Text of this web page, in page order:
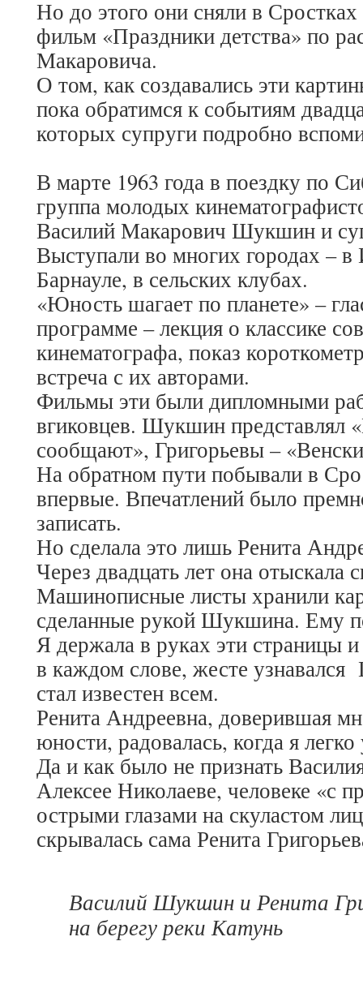
Но до этого они сняли в
фильм «Праздники детства» по
Макаровича.
О том, как создавались эти
пока обратимся к событиям
которых супруги подробно
В марте 1963 года в поездку по
группа молодых
Василий Макарович Шукшин и
Выступали во многих городах –
Барнауле, в сельских клубах.
«Юность шагает по планете» –
программе – лекция о классике
кинематографа, показ
встреча с их авторами.
Фильмы эти были дипломными
вгиковцев. Шукшин представлял
сообщают», Григорьевы –
На обратном пути побывали в
впервые. Впечатлений было
записать.
Но сделала это лишь Ренита
Через двадцать лет она отыскала
Машинописные листы хранили
сделанные рукой Шукшина. Ему
Я держала в руках эти страницы
в каждом слове, жесте
стал известен всем.
Ренита Андреевна, доверившая
юности, радовалась, когда я
Да и как было не признать
Алексее Николаеве, человеке «с
острыми глазами на скуластом
скрывалась сама Ренита
Василий Шукшин и Ренита
на берегу реки Катунь